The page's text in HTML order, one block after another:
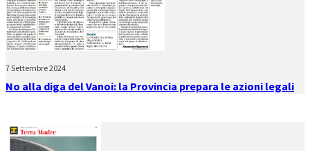
7 Settembre 2024
No alla diga del Vanoi: la Provincia prepara le azioni legali